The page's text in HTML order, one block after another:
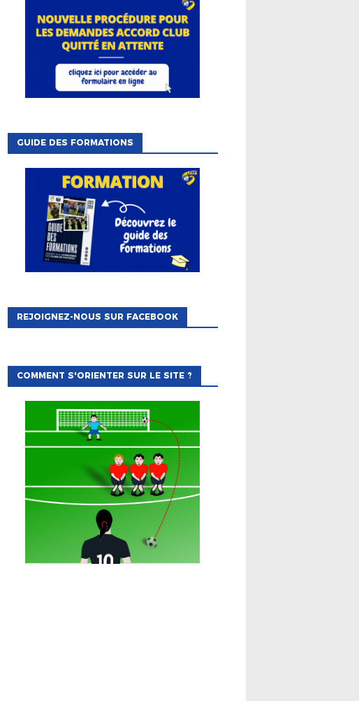
GUIDE DES FORMATIONS
REJOIGNEZ-NOUS SUR FACEBOOK
COMMENT S'ORIENTER SUR LE SITE ?